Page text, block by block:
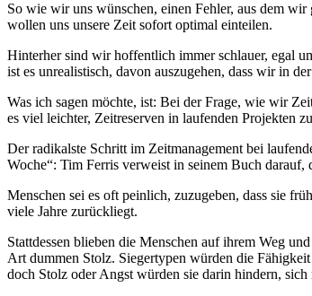
So wie wir uns wünschen, einen Fehler, aus dem
wollen uns unsere Zeit sofort optimal einteilen.
Hinterher sind wir hoffentlich immer schlauer, egal
ist es unrealistisch, davon auszugehen, dass wir in
Was ich sagen möchte, ist: Bei der Frage, wie wir
es viel leichter, Zeitreserven in laufenden Projekten
Der radikalste Schritt im Zeitmanagement bei
Woche“: Tim Ferris verweist in seinem Buch
Menschen sei es oft peinlich, zuzugeben, dass sie
viele Jahre zurückliegt.
Stattdessen blieben die Menschen auf ihrem Weg
Art dummen Stolz. Siegertypen würden die
doch Stolz oder Angst würden sie darin hindern, sich